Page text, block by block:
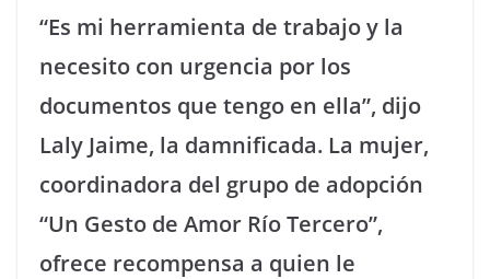
“Es mi herramienta de trabajo y la
necesito con urgencia por los
documentos que tengo en ella”, dijo
Laly Jaime, la damnificada. La mujer,
coordinadora del grupo de adopción
“Un Gesto de Amor Río Tercero”,
ofrece recompensa a quien le